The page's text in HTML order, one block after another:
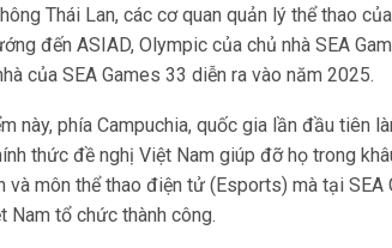
Thái Lan, các cơ quan quản lý thể thao
đến ASIAD, Olympic của chủ nhà SEA
của SEA Games 33 diễn ra vào năm 2025.
này, phía Campuchia, quốc gia lần đầu tiên
thức đề nghị Việt Nam giúp đỡ họ trong
và môn thể thao điện tử (Esports) mà tại
Nam tổ chức thành công.